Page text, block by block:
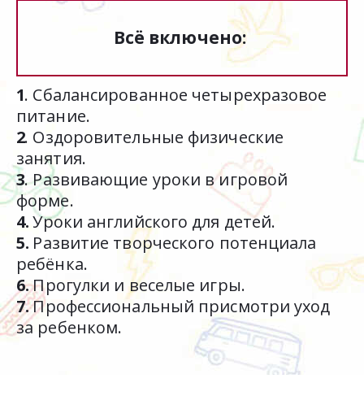
Всё включено:
1. Сбалансированное четырехразовое
питание.
2. Оздоровительные физические
занятия.
3. Развивающие уроки в игровой
форме.
4. Уроки английского для детей.
5. Развитие творческого потенциала
ребёнка.
6. Прогулки и веселые игры.
7. Профессиональный присмотри уход
за ребенком.